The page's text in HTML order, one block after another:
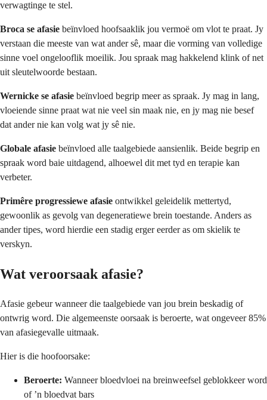
verwagtinge te stel.
Broca se afasie beïnvloed hoofsaaklik jou vermoë om vlot te praat. Jy
verstaan die meeste van wat ander sê, maar die vorming van volledige
sinne voel ongelooflik moeilik. Jou spraak mag hakkelend klink of net
uit sleutelwoorde bestaan.
Wernicke se afasie beïnvloed begrip meer as spraak. Jy mag in lang,
vloeiende sinne praat wat nie veel sin maak nie, en jy mag nie besef
dat ander nie kan volg wat jy sê nie.
Globale afasie beïnvloed alle taalgebiede aansienlik. Beide begrip en
spraak word baie uitdagend, alhoewel dit met tyd en terapie kan
verbeter.
Primêre progressiewe afasie ontwikkel geleidelik mettertyd,
gewoonlik as gevolg van degeneratiewe brein toestande. Anders as
ander tipes, word hierdie een stadig erger eerder as om skielik te
verskyn.
Wat veroorsaak afasie?
Afasie gebeur wanneer die taalgebiede van jou brein beskadig of
ontwrig word. Die algemeenste oorsaak is beroerte, wat ongeveer 85%
van afasiegevalle uitmaak.
Hier is die hoofoorsake:
Beroerte: Wanneer bloedvloei na breinweefsel geblokkeer word
of ’n bloedvat bars